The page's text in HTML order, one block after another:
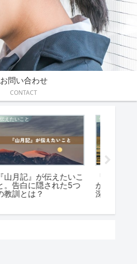
お問い合わせ
CONTACT
伝えたいこと
『堕落論』が伝えたいこ
と。 安吾がささやく3つ
のススメ！